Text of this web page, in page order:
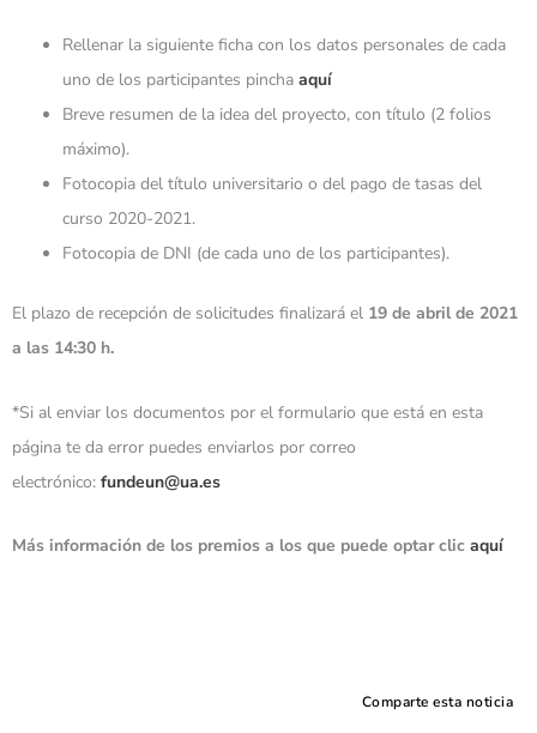
Rellenar la siguiente ficha con los datos personales de cada
uno de los participantes pincha aquí
Breve resumen de la idea del proyecto, con título (2 folios
máximo).
Fotocopia del título universitario o del pago de tasas del
curso 2020-2021.
Fotocopia de DNI (de cada uno de los participantes).
El plazo de recepción de solicitudes finalizará el 19 de abril de 2021
a las 14:30 h.
*Si al enviar los documentos por el formulario que está en esta
página te da error puedes enviarlos por correo
electrónico: fundeun@ua.es
Más información de los premios a los que puede optar clic aquí
Comparte esta noticia